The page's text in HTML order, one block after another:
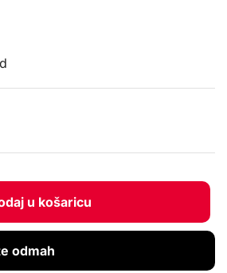
u košaricu
odmah